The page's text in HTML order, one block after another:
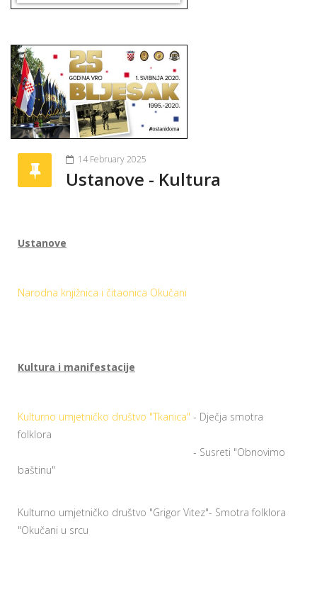
14 February 2025
Ustanove - Kultura
Ustanove
Narodna knjižnica i čitaonica Okučani
Kultura i manifestacije
Kulturno umjetničko društvo "Tkanica" - Dječja smotra
folklora
- Susreti "Obnovimo
baštinu"
Kulturno umjetničko društvo "Grigor Vitez"- Smotra folklora
"Okučani u srcu